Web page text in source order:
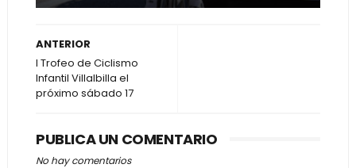
ANTERIOR
I Trofeo de Ciclismo
Infantil Villalbilla el
próximo sábado 17
PUBLICA UN COMENTARIO
No hay comentarios